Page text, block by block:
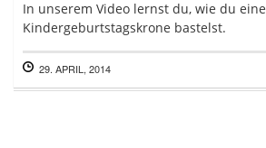
In unserem Video lernst du, wie du eine
Kindergeburtstagskrone bastelst.
29. APRIL, 2014